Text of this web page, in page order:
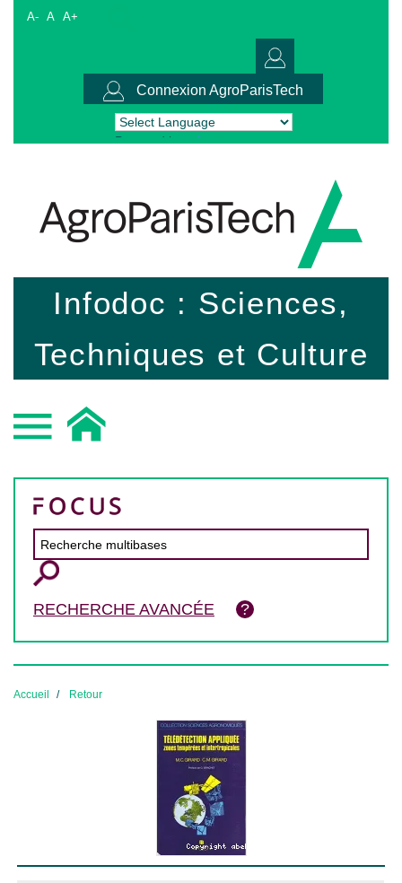
A- A A+
Connexion AgroParisTech
Powered by Translate
Infodoc : Sciences,
Techniques et Culture
RECHERCHE AVANCÉE
Accueil Retour